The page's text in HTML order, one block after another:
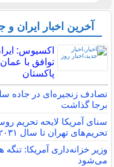
آخرین اخبار ایران و
اکسیوس:
توافق با
پاکستان
برجا گذاشت
سنای آمریکا لایحه تحریم
تحریم‌های تهران تا سال ۲۰۳۱
وزیر خزانه‌داری آمریکا:
می‌شود